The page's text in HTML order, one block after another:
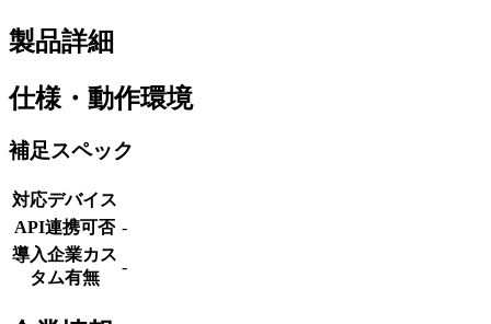
製品詳細
仕様・動作環境
補足スペック
対応デバイス
API連携可否 -
導入企業カス
タム有無
-